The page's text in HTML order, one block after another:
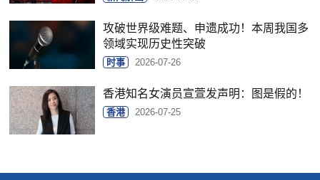
攻破世界级难题、申遗成功！本周我国多
领域实现历史性突破
时事 2026-07-26
香港知名女演员宣萱发声明：图是假的！
香港 2026-07-25